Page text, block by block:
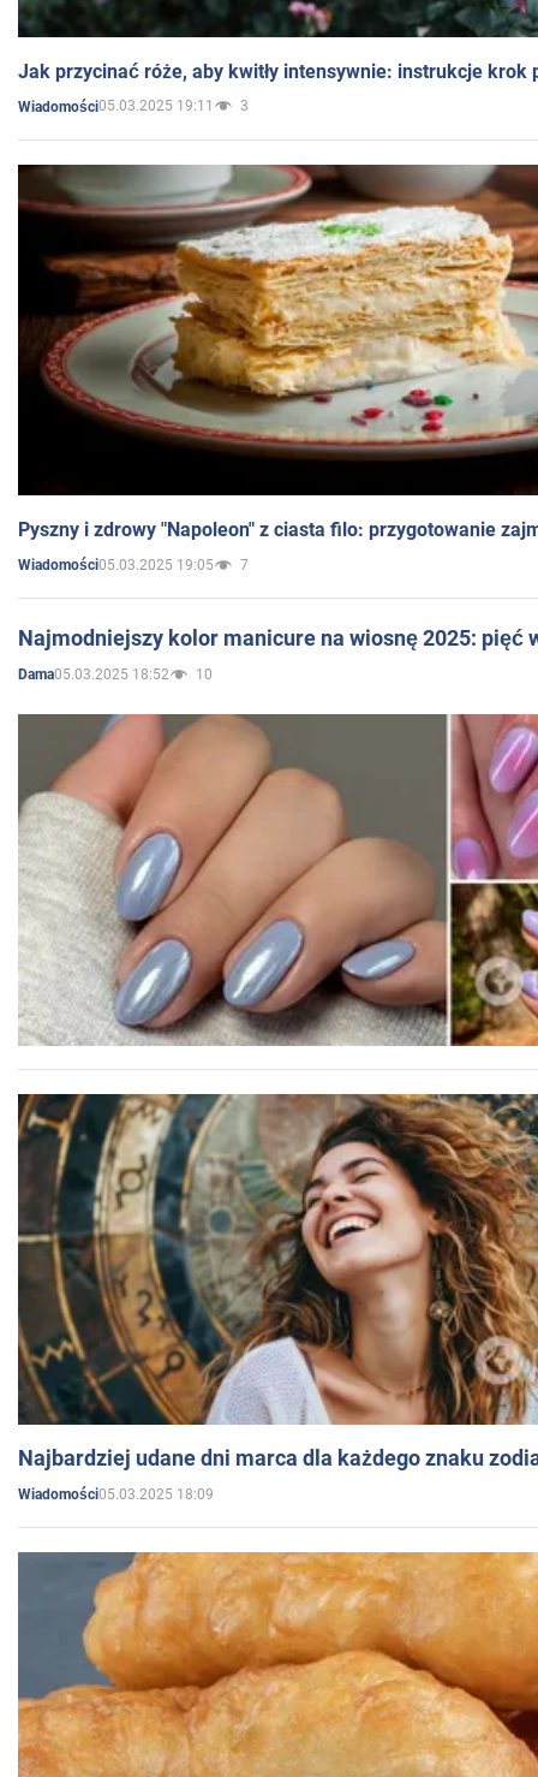
Jak przycinać róże, aby kwitły intensywnie: instrukcje krok
Wiadomości05.03.2025 19:11 3
Pyszny i zdrowy "Napoleon" z ciasta filo: przygotowanie
Wiadomości05.03.2025 19:05 7
Najmodniejszy kolor manicure na wiosnę 2025: pięć
Dama05.03.2025 18:52 10
Najbardziej udane dni marca dla każdego znaku
Wiadomości05.03.2025 18:09